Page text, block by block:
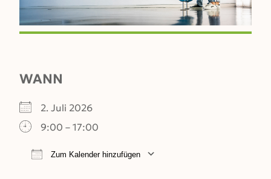
WANN
2. Juli 2026
9:00 – 17:00
Zum Kalender hinzufügen